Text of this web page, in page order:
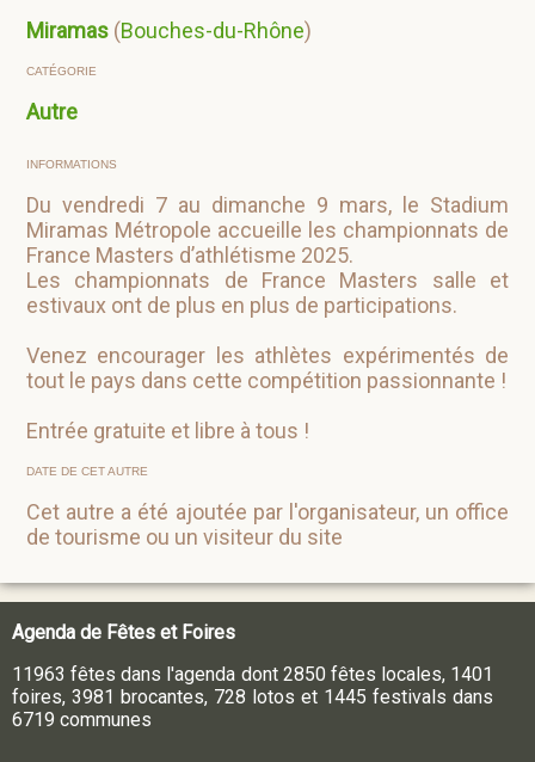
Miramas (Bouches-du-Rhône)
CATÉGORIE
Autre
INFORMATIONS
Du vendredi 7 au dimanche 9 mars, le Stadium
Miramas Métropole accueille les championnats de
France Masters d’athlétisme 2025.
Les championnats de France Masters salle et
estivaux ont de plus en plus de participations.
Venez encourager les athlètes expérimentés de
tout le pays dans cette compétition passionnante !
Entrée gratuite et libre à tous !
DATE DE CET AUTRE
Cet autre a été ajoutée par l'organisateur, un office
de tourisme ou un visiteur du site
Agenda de Fêtes et Foires
11963 fêtes dans l'agenda dont 2850 fêtes locales, 1401
foires, 3981 brocantes, 728 lotos et 1445 festivals dans
6719 communes